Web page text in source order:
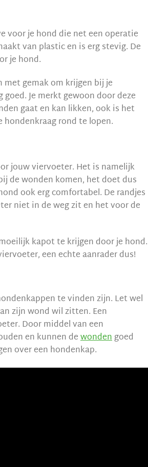
voor je hond die net een operatie
van plastic en is erg stevig. De
je hond.
met gemak om krijgen bij je
Je merkt gewoon door deze
gaat en kan likken, ook is het
rond te lopen.
jouw viervoeter. Het is namelijk
de wonden komen, het doet dus
ook erg comfortabel. De randjes
niet in de weg zit en het voor de
kapot te krijgen door je hond.
een echte aanrader dus!
te vinden zijn. Let wel
zijn wond wil zitten. Een
Door middel van een
en kunnen dewondengoed
over een hondenkap.